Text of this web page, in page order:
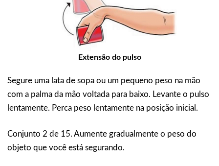
Extensão do pulso
Segure uma lata de sopa ou um pequeno peso na mão
com a palma da mão voltada para baixo. Levante o pulso
lentamente. Perca peso lentamente na posição inicial.
Conjunto 2 de 15. Aumente gradualmente o peso do
objeto que você está segurando.